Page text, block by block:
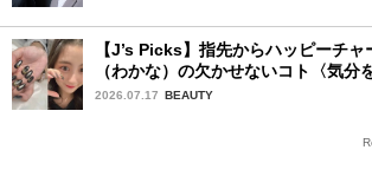
【J’s Picks】指先からハッピーチ
（わかな）の欠かせないコト〈気分
ルーティーン〉
2026.07.17 BEAUTY